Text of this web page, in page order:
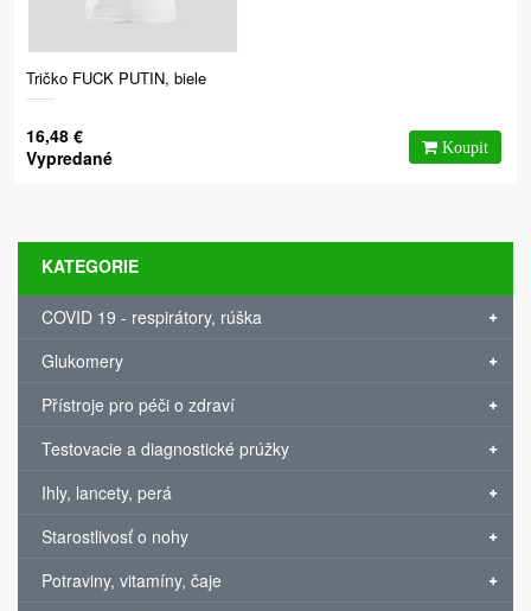
Tričko FUCK PUTIN, biele
16,48 €
Vypredané
KATEGORIE
COVID 19 - respirátory, rúška
Glukomery
Přístroje pro péči o zdraví
Testovacie a diagnostické prúžky
Ihly, lancety, perá
Starostlivosť o nohy
Potraviny, vitamíny, čaje